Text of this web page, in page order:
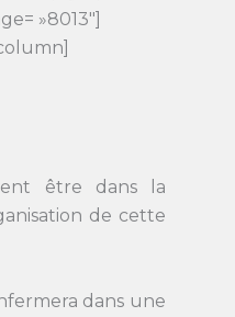
»8013″]
être dans la
de cette
dans une